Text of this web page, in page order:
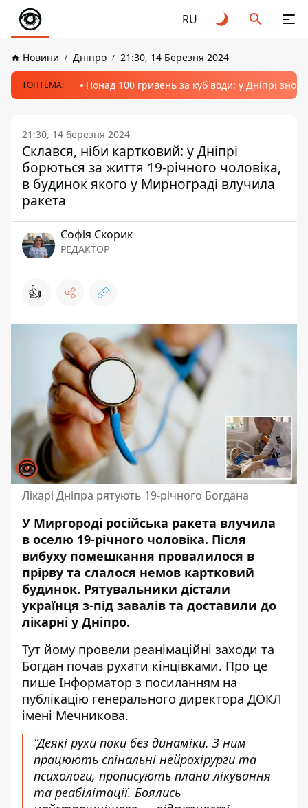
RU
Новини Дніпро 21:30, 14 Березня 2024
ТОПТЕМА: Понад 100 гривень за куб води: у Дніпрі
21:30, 14 березня 2024
Склався, ніби картковий: у Дніпрі
борються за життя 19-річного чоловіка,
в будинок якого у Мирнограді влучила
ракета
Софія Скорик
РЕДАКТОР
👍
Лікарі Дніпра рятують 19-річного Богдана
У Миргороді російська ракета влучила
в оселю 19-річного чоловіка. Після
вибуху помешкання провалилося в
прірву та слалося немов картковий
будинок. Рятувальники дістали
українця з-під завалів та доставили до
лікарні у Дніпро.
Тут йому провели реанімаційні заходи та
Богдан почав рухати кінцівками. Про це
пише Інформатор з посиланням на
публікацію генерального директора ДОКЛ
імені Мечникова.
“Деякі рухи поки без динаміки. З ним
працюють спінальні нейрохірурги та
психологи, прописують плани лікування
та реабілітації. Боялись